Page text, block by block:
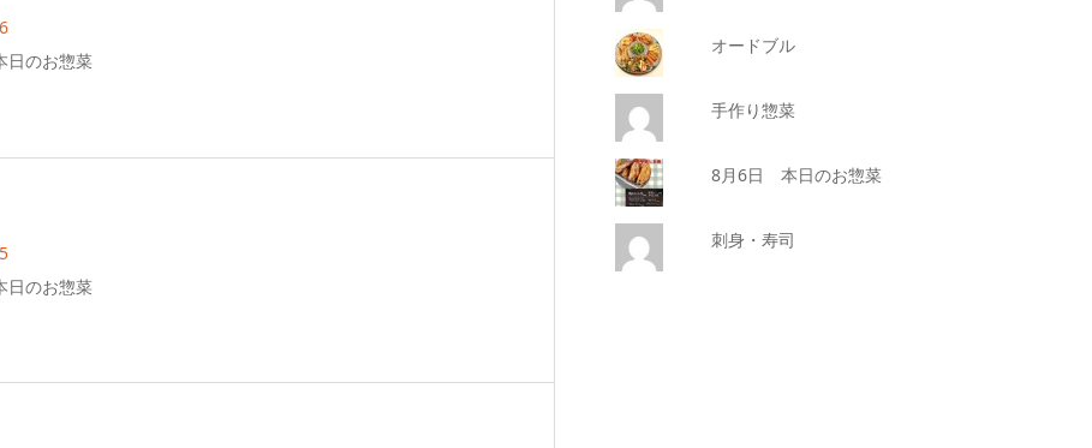
のお惣菜
のお惣菜
オードブル
手作り惣菜
8月6日 本日のお惣菜
刺身・寿司